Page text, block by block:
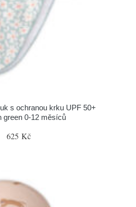
s ochranou krku UPF 50+
green 0-12 měsíců
625 Kč